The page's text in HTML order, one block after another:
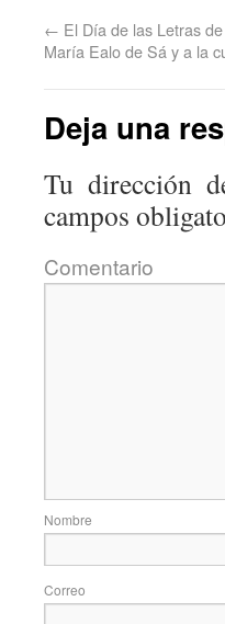
← El Día de las Letras
María Ealo de Sá y a la
Deja una
Tu dirección
campos